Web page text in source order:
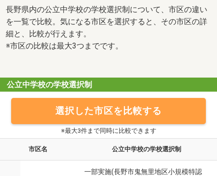
長野県内の公立中学校の学校選択制について、市区の違い
を一覧で比較。気になる市区を選択すると、その市区の詳
細と、比較が行えます。
※市区の比較は最大3つまでです。
公立中学校の学校選択制
選択した市区を比較する
※最大3件まで同時に比較できます
市区名 公立中学校の学校選択制
一部実施(長野市鬼無里地区小規模特認